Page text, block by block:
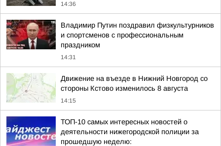
14:36
Владимир Путин поздравил физкультурников
и спортсменов с профессиональным
праздником
14:31
Движение на въезде в Нижний Новгород со
стороны Кстово изменилось 8 августа
14:15
ТОП-10 самых интересных новостей о
деятельности нижегородской полиции за
прошедшую неделю: